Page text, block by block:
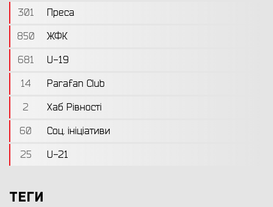
301
Преса
850
ЖФК
681
U-19
14
Parafan Club
2
Хаб Рівності
60
Соц. ініціативи
25
U-21
ТЕГИ